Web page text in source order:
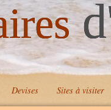
Devises Sites à visiter